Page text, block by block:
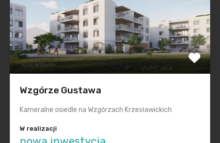
Wzgórze Gustawa
Kameralne osiedle na Wzgórzach Krzesławickich
W realizacji
Ostatnie wpisy
Nowa era Filharmonii Krakowskiej
Premiera nowego etapu inwestycji Krakowskie
Przedmieście
Polska na inwestycyjnej mapie Europy świeci na zielono
Realizacje „pod klucz” dla każdego